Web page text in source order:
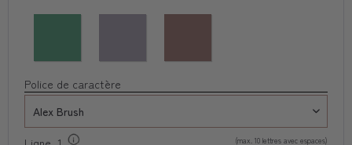
Police de caractère
(max. 10 lettres avec espaces)